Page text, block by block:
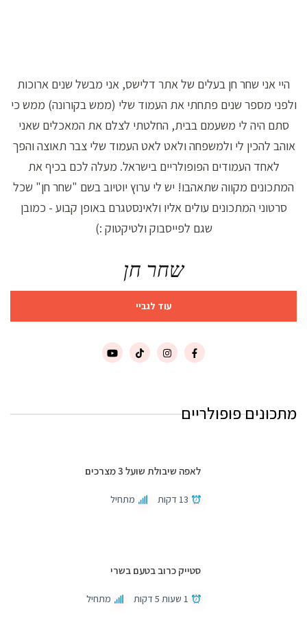
היי אני שחר חן בעלים של אתר דלישס, אני מבשל שנים ארוכות
ולפני מספר שנים פתחתי את העמוד שלי (ממש בקורונה) ממש כי
סתם היה לי משעמם בבית, החלטתי לצלם את המאכלים שאני
אוהב להכין לי ולמשפחה ולאט לאט העמוד שלי צבר תאוצה והפך
לאחד העמודים הפופולריים בישראל. מעלה לכם בכיף את
המתכונים מקווה שתאהבו! יש לי ערוץ יוטיוב בשם "שחר חן" שכל
סרטוני המתכונים עולים אליו ולאינסטגרם באופן קבוע - כמובן
שגם לפייסבוק ולטיקטוק :)
שחר חן
עוד לגביי
מתכונים פופולריים
לאפה שיבולת שועל 3 מצרכים
13 דקות מתחיל
סטייק כרוב בטעם בשרי
1 שעות 5 דקות מתחיל